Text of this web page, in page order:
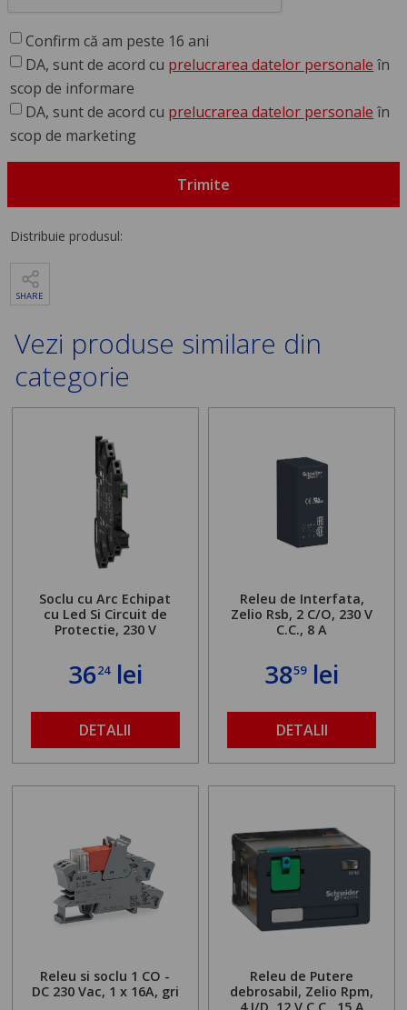
Confirm că am peste 16 ani
DA, sunt de acord cu prelucrarea datelor personale în
scop de informare
DA, sunt de acord cu prelucrarea datelor personale în
scop de marketing
Trimite
Distribuie produsul:
SHARE
Vezi produse similare din
categorie
Soclu cu Arc Echipat
cu Led Si Circuit de
Protectie, 230 V
3624lei
DETALII
Releu de Interfata,
Zelio Rsb, 2 C/O, 230 V
C.C., 8 A
3859lei
DETALII
Releu si soclu 1 CO -
DC 230 Vac, 1 x 16A, gri
Releu de Putere
debrosabil, Zelio Rpm,